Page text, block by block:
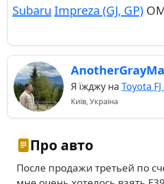
Subaru Impreza (GJ, GP)
Я їжджу на Toyota
Київ, Україна
Про авто
После продажи третьей по